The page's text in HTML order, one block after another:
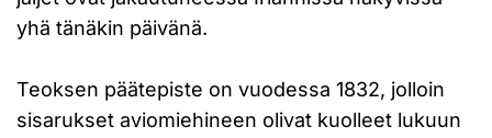
yhä tänäkin päivänä.
Teoksen päätepiste on vuodessa 1832, jolloin
sisarukset aviomiehineen olivat kuolleet lukuun